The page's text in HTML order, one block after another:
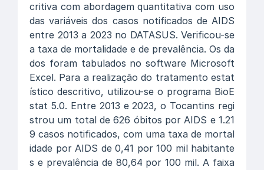
critiva com abordagem quantitativa com uso
das variáveis dos casos notificados de AIDS
entre 2013 a 2023 no DATASUS. Verificou-se
a taxa de mortalidade e de prevalência. Os da
dos foram tabulados no software Microsoft
Excel. Para a realização do tratamento estat
ístico descritivo, utilizou-se o programa BioE
stat 5.0. Entre 2013 e 2023, o Tocantins regi
strou um total de 626 óbitos por AIDS e 1.21
9 casos notificados, com uma taxa de mortal
idade por AIDS de 0,41 por 100 mil habitante
s e prevalência de 80,64 por 100 mil. A faixa